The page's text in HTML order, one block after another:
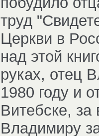
труд
Церкви в
над этой
руках, отец
1980 году и
Витебске,
Владимиру